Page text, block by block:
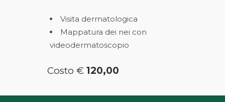
Visita dermatologica
Mappatura dei nei con
videodermatoscopio
Costo € 120,00